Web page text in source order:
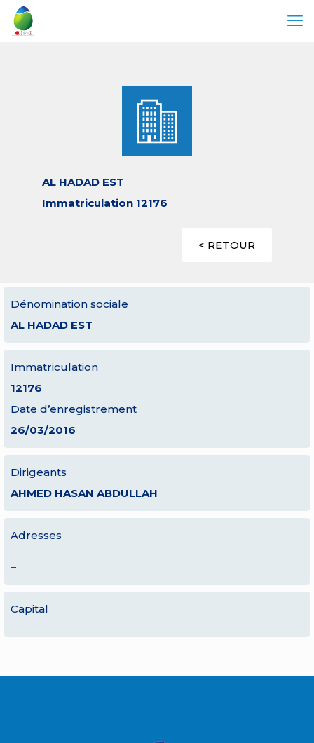
AL HADAD EST
Immatriculation 12176
< RETOUR
Dénomination sociale
AL HADAD EST
Immatriculation
12176
Date d’enregistrement
26/03/2016
Dirigeants
AHMED HASAN ABDULLAH
Adresses
–
Capital